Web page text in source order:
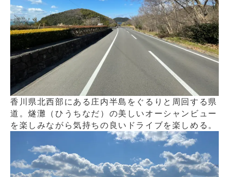
香川県北西部にある庄内半島をぐるりと周回する県
道。燧灘（ひうちなだ）の美しいオーシャンビュー
を楽しみながら気持ちの良いドライブを楽しめる。